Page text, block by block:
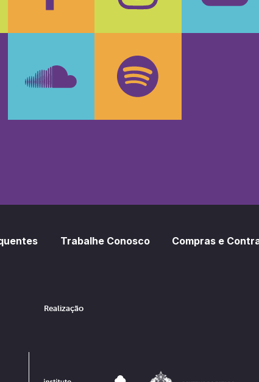
FacebookInstagram
Trabalhe Conosco Compras e
Realização